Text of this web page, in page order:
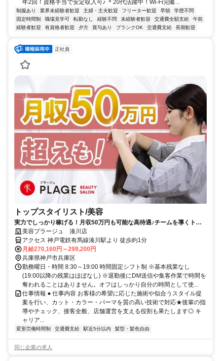
年2回！資格手当で安定収入可♪ ＊20代活躍中！Wi-Fi完備...
制服あり 業界未経験者歓迎 主婦・主夫歓迎 フリーター歓迎 早朝
学歴不問
固定時間制
職場見学可 転勤なし 経験不問 未経験者歓迎 交通費全額支給
午前
経験者歓迎
有資格者歓迎 夕方 賞与あり ブランクOK 交通費支給 長期歓迎
正社員
トップスタイリスト/美容
実力でしっかり稼げる！月収50万円も可能な高待遇♪チームを導くトッ
プスタイリスト！
美容プラージュ 湊川店
アクセス 神戸電鉄有馬線湊川駅より 徒歩約1分
月給270,160円～299,200円
兵庫県神戸市兵庫区
勤務曜日・時間 8:30～19:00 時間固定シフト制 ※基本残業なし
(19:00以降の残業はほぼなし) ※退勤後にDM送信や集客作業で時間を
奪われることはありません。オフはしっかり自分の時間として使...
仕事情報 ● 仕事内容 お客様の希望に応じた施術や似合うスタイル提
案を行い、カット・カラー・パーマを質の高い技術で対応★後輩の指
導やチェック、接客全般、店舗運営を支える役割も果たします◎ キ
ャリア...
変形労働時間制 交通費支給 駅近5分以内 髪型・髪色自由
同じ企業の求人